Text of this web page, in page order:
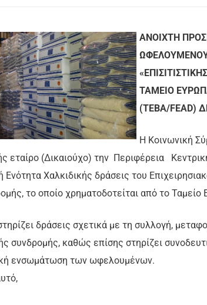
ΑΝΟΙΧΤΗ
ΤΑΜΕΙΟ
(ΤΕΒΑ/FEAD)
Η Κοινωνική
εταίρο (Δικαιούχο) την Περιφέρεια
Ενότητα Χαλκιδικής δράσεις του
το οποίο χρηματοδοτείται από το
δράσεις σχετικά με τη συλλογή,
συνδρομής, καθώς επίσης στηρίζει
ενσωμάτωση των ωφελουμένων.